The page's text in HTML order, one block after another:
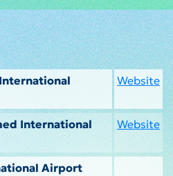
Website
International
Website
Airport